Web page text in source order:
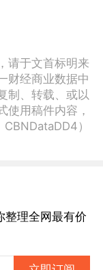
请于文首标明来
财经商业数据中
制、转载、或以
使用稿件内容，
）
整理全网最有价